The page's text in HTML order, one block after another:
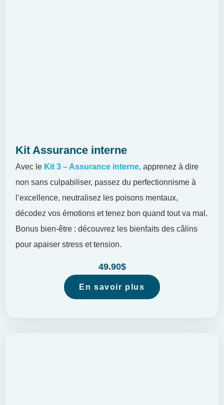
Kit Assurance interne
Avec le Kit 3 – Assurance interne,apprenez à dire
non sans culpabiliser, passez du perfectionnisme à
l’excellence, neutralisez les poisons mentaux,
décodez vos émotions et tenez bon quand tout va mal.
Bonus bien-être : découvrez les bienfaits des câlins
pour apaiser stress et tension.
En savoir plus
49.90$